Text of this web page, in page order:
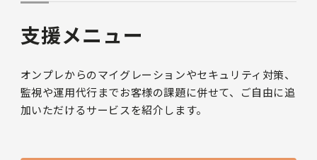
支援メニュー
オンプレからのマイグレーションやセキュリティ対策、
監視や運用代行までお客様の課題に併せて、ご自由に追
加いただけるサービスを紹介します。